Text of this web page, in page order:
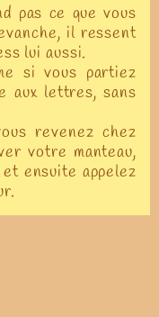
pas ce que vous
il ressent
lui aussi.
si vous partiez
aux lettres, sans
revenez chez
votre manteau,
ensuite appelez